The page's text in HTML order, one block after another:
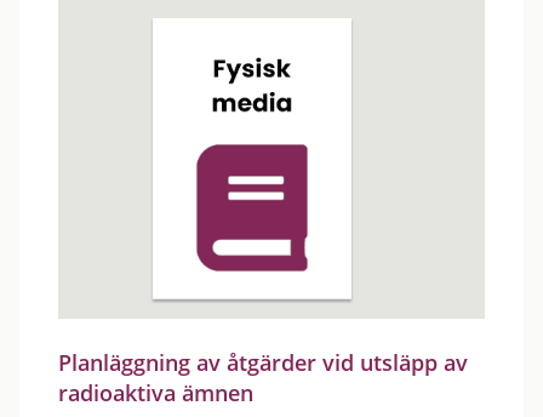
Planläggning av åtgärder vid utsläpp av
radioaktiva ämnen